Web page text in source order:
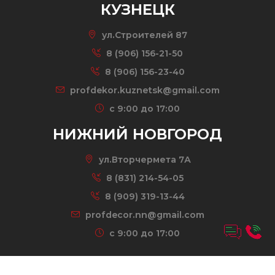
КУЗНЕЦК
ул.Строителей 87
8 (906) 156-21-50
8 (906) 156-23-40
profdekor.kuznetsk@gmail.com
c 9:00 до 17:00
НИЖНИЙ НОВГОРОД
ул.Вторчермета 7А
8 (831) 214-54-05
8 (909) 319-13-44
profdecor.nn@gmail.com
c 9:00 до 17:00